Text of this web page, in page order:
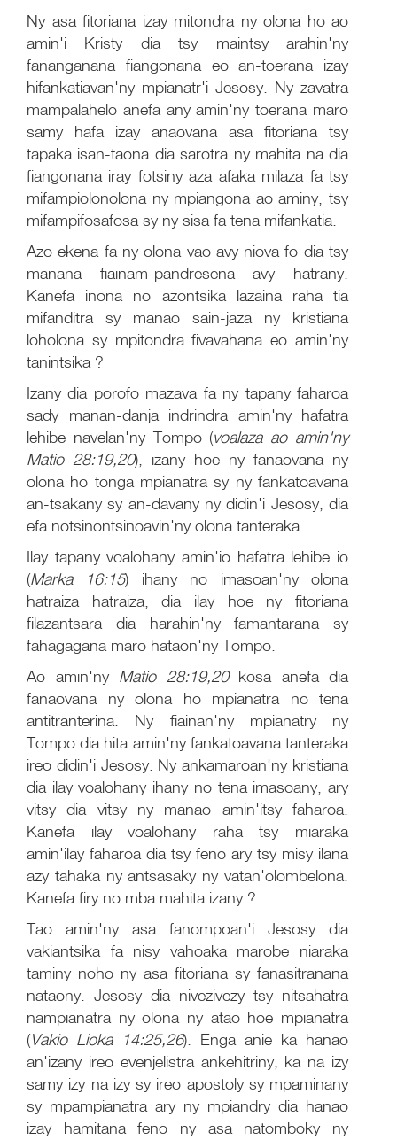
Ny asa fitoriana izay mitondra ny olona ho ao
amin'i Kristy dia tsy maintsy arahin'ny
fananganana fiangonana eo an-toerana izay
hifankatiavan'ny mpianatr'i Jesosy. Ny zavatra
mampalahelo anefa any amin'ny toerana maro
samy hafa izay anaovana asa fitoriana tsy
tapaka isan-taona dia sarotra ny mahita na dia
fiangonana iray fotsiny aza afaka milaza fa tsy
mifampiolonolona ny mpiangona ao aminy, tsy
mifampifosafosa sy ny sisa fa tena mifankatia.
Azo ekena fa ny olona vao avy niova fo dia tsy
manana fiainam-pandresena avy hatrany.
Kanefa inona no azontsika lazaina raha tia
mifanditra sy manao sain-jaza ny kristiana
loholona sy mpitondra fivavahana eo amin'ny
tanintsika ?
Izany dia porofo mazava fa ny tapany faharoa
sady manan-danja indrindra amin'ny hafatra
lehibe navelan'ny Tompo (voalaza ao amin'ny
Matio 28:19,20), izany hoe ny fanaovana ny
olona ho tonga mpianatra sy ny fankatoavana
an-tsakany sy an-davany ny didin'i Jesosy, dia
efa notsinontsinoavin'ny olona tanteraka.
Ilay tapany voalohany amin'io hafatra lehibe io
(Marka 16:15) ihany no imasoan'ny olona
hatraiza hatraiza, dia ilay hoe ny fitoriana
filazantsara dia harahin'ny famantarana sy
fahagagana maro hataon'ny Tompo.
Ao amin'ny Matio 28:19,20kosa anefa dia
fanaovana ny olona ho mpianatra no tena
antitranterina. Ny fiainan'ny mpianatry ny
Tompo dia hita amin'ny fankatoavana tanteraka
ireo didin'i Jesosy. Ny ankamaroan'ny kristiana
dia ilay voalohany ihany no tena imasoany, ary
vitsy dia vitsy ny manao amin'itsy faharoa.
Kanefa ilay voalohany raha tsy miaraka
amin'ilay faharoa dia tsy feno ary tsy misy ilana
azy tahaka ny antsasaky ny vatan'olombelona.
Kanefa firy no mba mahita izany ?
Tao amin'ny asa fanompoan'i Jesosy dia
vakiantsika fa nisy vahoaka marobe niaraka
taminy noho ny asa fitoriana sy fanasitranana
nataony. Jesosy dia nivezivezy tsy nitsahatra
nampianatra ny olona ny atao hoe mpianatra
(Vakio Lioka 14:25,26). Enga anie ka hanao
an'izany ireo evenjelistra ankehitriny, ka na izy
samy izy na izy sy ireo apostoly sy mpaminany
sy mpampianatra ary ny mpiandry dia hanao
izay hamitana feno ny asa natomboky ny